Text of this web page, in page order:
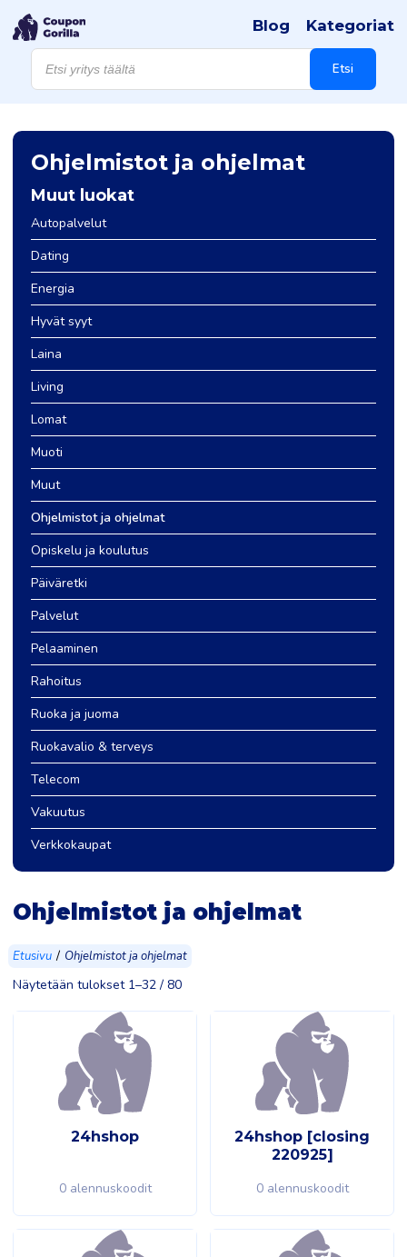
Products
search Etsi
Blog Kategoriat
Ohjelmistot ja ohjelmat
Muut luokat
Autopalvelut
Dating
Energia
Hyvät syyt
Laina
Living
Lomat
Muoti
Muut
Ohjelmistot ja ohjelmat
Opiskelu ja koulutus
Päiväretki
Palvelut
Pelaaminen
Rahoitus
Ruoka ja juoma
Ruokavalio & terveys
Telecom
Vakuutus
Verkkokaupat
Ohjelmistot ja ohjelmat
Etusivu / Ohjelmistot ja ohjelmat
Näytetään tulokset 1–32 / 80
24hshop
0 alennuskoodit
24hshop [closing
220925]
0 alennuskoodit